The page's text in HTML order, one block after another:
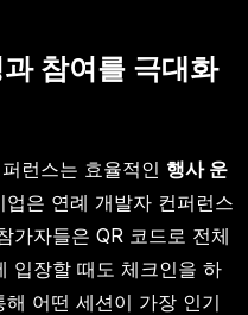
참여를 극대화
런스는 효율적인 행사 운
은 연례 개발자 컨퍼런스
가자들은 QR 코드로 전체
입장할 때도 체크인을 하
어떤 세션이 가장 인기